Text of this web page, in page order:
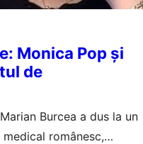
Monica Pop și
de
Burcea a dus la un
românesc,